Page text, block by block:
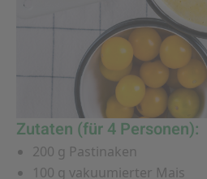
Zutaten (für 4 Personen):
200 g Pastinaken
100 g vakuumierter Mais